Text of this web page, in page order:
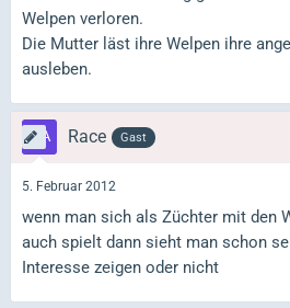
Welpen verloren.
Die Mutter läst ihre Welpen ihre
ausleben.
Race Gast
5. Februar 2012
wenn man sich als Züchter mit den
auch spielt dann sieht man schon
Interesse zeigen oder nicht